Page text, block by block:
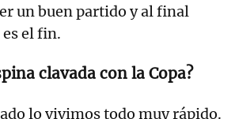
un buen partido y al final
el fin.
clavada con la Copa?
lo vivimos todo muy rápido.